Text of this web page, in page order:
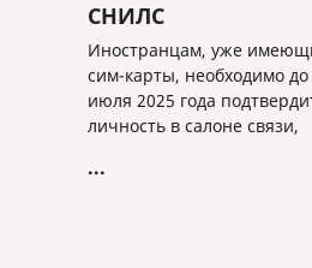
СНИЛС
Иностранцам, уже
сим-карты, необходимо до
июля 2025 года
личность в салоне связи,
данные.
...